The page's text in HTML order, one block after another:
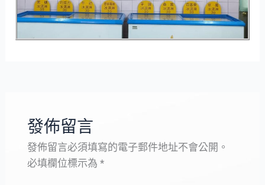
發佈留言
發佈留言必須填寫的電子郵件地址不會公開。
必填欄位標示為 *